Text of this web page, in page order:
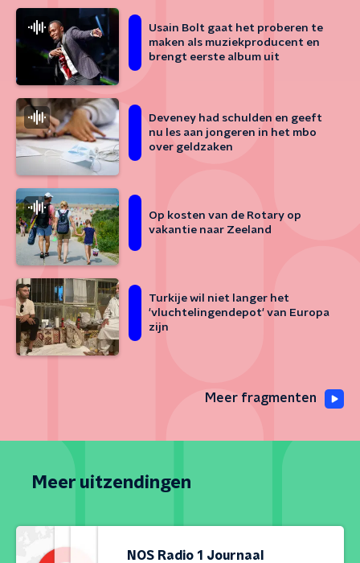
Usain Bolt gaat het proberen te
maken als muziekproducent en
brengt eerste album uit
Deveney had schulden en geeft
nu les aan jongeren in het mbo
over geldzaken
Op kosten van de Rotary op
vakantie naar Zeeland
Turkije wil niet langer het
'vluchtelingendepot' van Europa
zijn
Meer fragmenten
Meer uitzendingen
NOS Radio 1 Journaal